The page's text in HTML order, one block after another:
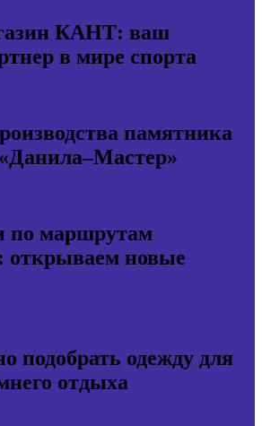
КАНТ: ваш
в мире спорта
памятника
по маршрутам
открываем новые
подобрать одежду для
отдыха